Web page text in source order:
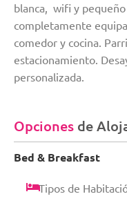
blanca, wifi y
completamente
comedor y cocina.
estacionamiento.
personalizada.
Opciones de
Bed & Breakfast
Tipos de